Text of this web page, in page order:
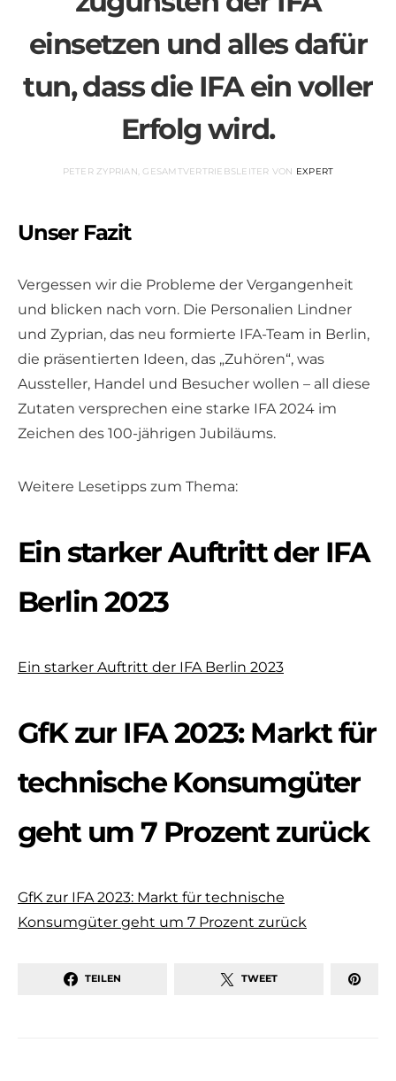
einsetzen und alles dafür
tun, dass die IFA ein voller
Erfolg wird.
PETER ZYPRIAN, GESAMTVERTRIEBSLEITER VON EXPERT
Unser Fazit
Vergessen wir die Probleme der Vergangenheit
und blicken nach vorn. Die Personalien Lindner
und Zyprian, das neu formierte IFA-Team in Berlin,
die präsentierten Ideen, das „Zuhören“, was
Aussteller, Handel und Besucher wollen – all diese
Zutaten versprechen eine starke IFA 2024 im
Zeichen des 100-jährigen Jubiläums.
Weitere Lesetipps zum Thema:
Ein starker Auftritt der IFA
Berlin 2023
Ein starker Auftritt der IFA Berlin 2023
GfK zur IFA 2023: Markt für
technische Konsumgüter
geht um 7 Prozent zurück​
GfK zur IFA 2023: Markt für technische
Konsumgüter geht um 7 Prozent zurück​
TEILEN TWEET